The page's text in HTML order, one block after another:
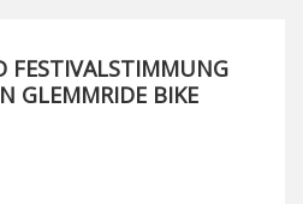
FESTIVALSTIMMUNG
GLEMMRIDE BIKE